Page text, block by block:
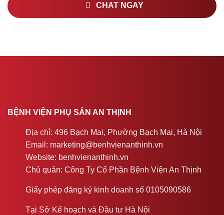
CHAT NGAY
BỆNH VIỆN PHỤ SẢN AN THỊNH
Địa chỉ: 496 Bạch Mai, Phường Bạch Mai, Hà Nội
Email: marketing@benhvienanthinh.vn
Website: benhvienanthinh.vn
Chủ quản: Công Ty Cổ Phần Bệnh Viện An Thịnh
Giấy phép đăng ký kinh doanh số 0105090586
Tại Sở Kế hoạch và Đầu tư Hà Nội